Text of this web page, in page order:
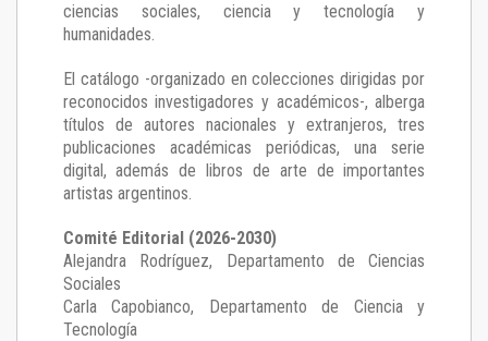
ciencias sociales, ciencia y tecnología y
humanidades.
El catálogo -organizado en colecciones dirigidas por
reconocidos investigadores y académicos-, alberga
títulos de autores nacionales y extranjeros, tres
publicaciones académicas periódicas, una serie
digital, además de libros de arte de importantes
artistas argentinos.
Comité Editorial (2026-2030)
Alejandra Rodríguez, Departamento de Ciencias
Sociales
Carla Capobianco, Departamento de Ciencia y
Tecnología